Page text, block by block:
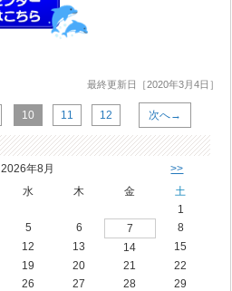
最終更新日［2020年3月4日］
10 11 12 次へ→
2026年8月 >>
水 木 金
土
1
5 6 7
8
12 13 14
15
19 20 21
22
26 27 28
29